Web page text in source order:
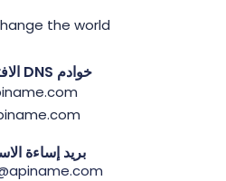
the world
خوادم DNS الافتراضية:
بريد إساءة